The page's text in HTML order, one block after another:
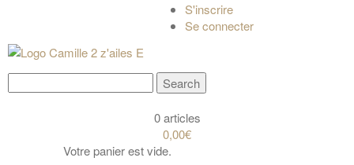
S'inscrire
Se connecter
0 articles
0,00€
Votre panier est vide.